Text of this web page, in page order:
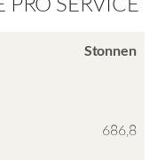
Stonnen
686,8